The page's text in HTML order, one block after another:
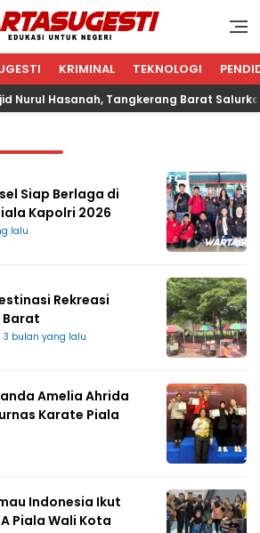
SUGESTI √ EDUKASI
Untuk Negeri
KRIMINAL TEKNOLOGI
Nurul Hasanah, Tangkerang Barat
Siap Berlaga di
Kapolri 2026
lalu
Rekreasi
Barat
3 bulan yang lalu
Amelia Ahrida
Karate Piala
Indonesia Ikut
Piala Wali Kota